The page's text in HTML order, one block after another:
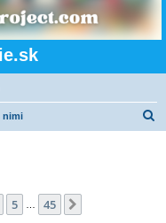
nimi
5 45